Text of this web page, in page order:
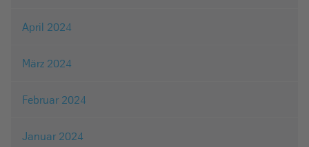
April 2024
März 2024
Februar 2024
Januar 2024